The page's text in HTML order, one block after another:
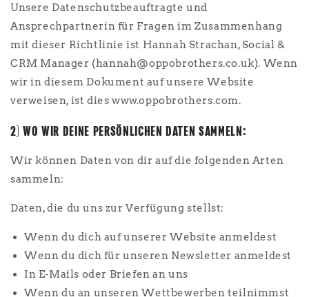
Unsere Datenschutzbeauftragte und
Ansprechpartnerin für Fragen im Zusammenhang
mit dieser Richtlinie ist Hannah Strachan, Social &
CRM Manager (hannah@oppobrothers.co.uk). Wenn
wir in diesem Dokument auf unsere Website
verweisen, ist dies www.oppobrothers.com.
2) WO WIR DEINE PERSÖNLICHEN DATEN SAMMELN:
Wir können Daten von dir auf die folgenden Arten
sammeln:
Daten, die du uns zur Verfügung stellst:
Wenn du dich auf unserer Website anmeldest
Wenn du dich für unseren Newsletter anmeldest
In E-Mails oder Briefen an uns
Wenn du an unseren Wettbewerben teilnimmst